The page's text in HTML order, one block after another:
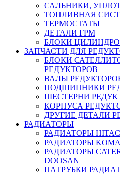
САЛЬНИКИ,
ТОПЛИВНАЯ
ТЕРМОСТАТЫ
ДЕТАЛИ ГРМ
БЛОКИ
ЗАПЧАСТИ ДЛЯ
БЛОКИ
РЕДУКТОРОВ
ВАЛЫ
ПОДШИПНИКИ
ШЕСТЕРНИ
КОРПУСА
ДРУГИЕ ДЕТАЛИ
РАДИАТОРЫ
РАДИАТОРЫ
РАДИАТОРЫ
РАДИАТОРЫ
DOOSAN
ПАТРУБКИ